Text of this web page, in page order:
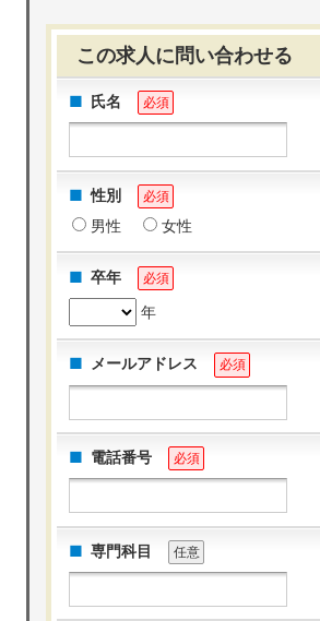
この求人に問い合わせる
氏名 必須
性別 必須
男性 女性
卒年 必須
年
メールアドレス 必須
電話番号 必須
専門科目 任意